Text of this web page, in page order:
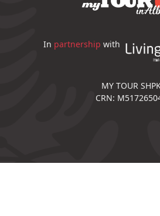
In partnership with
MY TOUR
CRN: